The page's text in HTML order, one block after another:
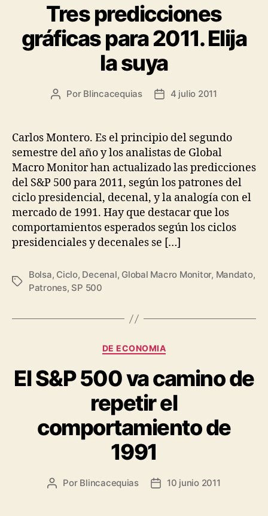
Tres predicciones
gráficas para 2011. Elija
la suya
Autor
entrada
Por Blincacequias
Fecha
entrada
4 julio 2011
Carlos Montero. Es el principio del segundo
semestre del año y los analistas de Global
Macro Monitor han actualizado las predicciones
del S&P 500 para 2011, según los patrones del
ciclo presidencial, decenal, y la analogía con el
mercado de 1991. Hay que destacar que los
comportamientos esperados según los ciclos
presidenciales y decenales se […]
Etiquetas
Bolsa, Ciclo, Decenal, Global Macro Monitor, Mandato,
Patrones, SP 500
Categorías
DE ECONOMIA
El S&P 500 va camino de
repetir el
comportamiento de
1991
Autor
Por Blincacequias
Fecha10 junio 2011